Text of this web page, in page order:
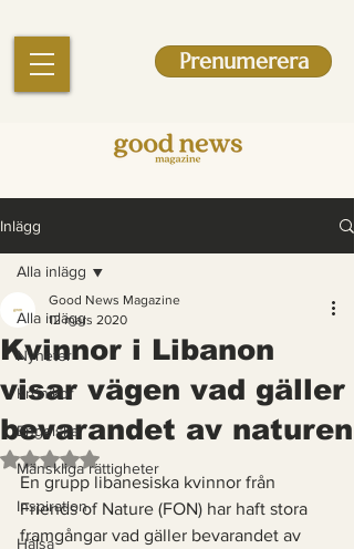
Prenumerera
Inlägg
Alla inlägg
Nyheter
Krönikor
Engelska
Mänskliga rättigheter
Inspiration
Hälsa
Alla inlägg
Kvinnor i Libanon
visar vägen vad gäller
bevarandet av naturen
Good News Magazine
12 mars 2020
Betygsatt till NaN av 5 stjärnor.
En grupp libanesiska kvinnor från
Friends of Nature (FON) har haft stora
framgångar vad gäller bevarandet av